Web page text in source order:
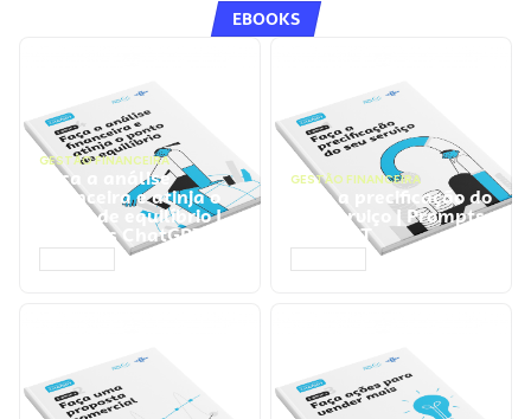
EBOOKS
GESTÃO FINANCEIRA
Faça a análise
financeira e atinja o
ponto de equilíbrio |
Prompts ChatGPT
GESTÃO FINANCEIRA
Faça a precificação do
seu serviço | Prompts
ChatGPT